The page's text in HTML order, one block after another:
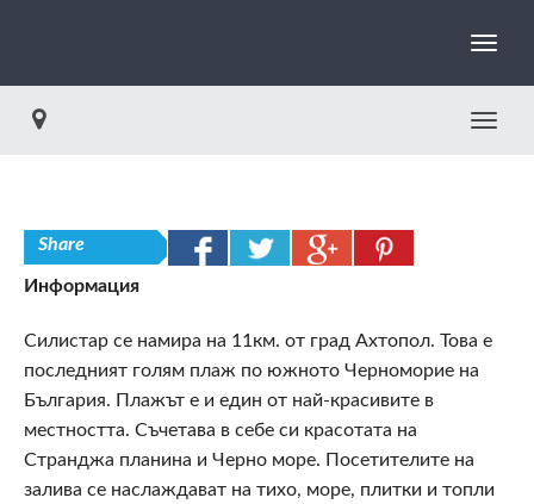
Share
Информация
Силистар се намира на 11км. от град Ахтопол. Това е
последният голям плаж по южното Черноморие на
България. Плажът е и един от най-красивите в
местността. Съчетава в себе си красотата на
Странджа планина и Черно море. Посетителите на
залива се наслаждават на тихо, море, плитки и топли